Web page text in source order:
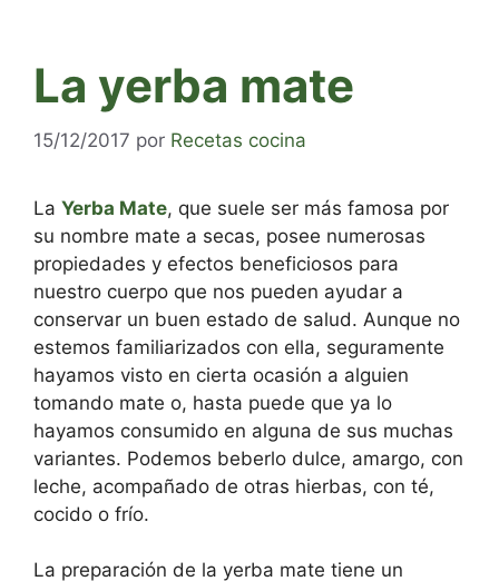
La yerba mate
15/12/2017 por Recetas cocina
La Yerba Mate, que suele ser más famosa por
su nombre mate a secas, posee numerosas
propiedades y efectos beneficiosos para
nuestro cuerpo que nos pueden ayudar a
conservar un buen estado de salud. Aunque no
estemos familiarizados con ella, seguramente
hayamos visto en cierta ocasión a alguien
tomando mate o, hasta puede que ya lo
hayamos consumido en alguna de sus muchas
variantes. Podemos beberlo dulce, amargo, con
leche, acompañado de otras hierbas, con té,
cocido o frío.
La preparación de la yerba mate tiene un